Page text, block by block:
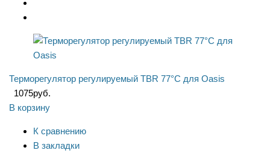
Терморегулятор регулируемый TBR 77°С для Oasis
1075руб.
В корзину
К сравнению
В закладки